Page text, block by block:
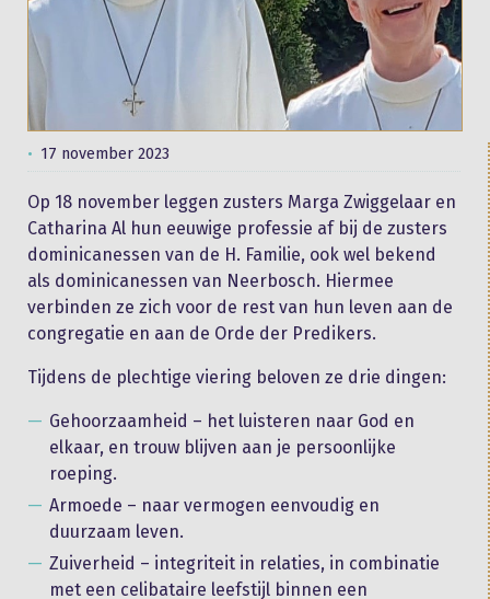
17 november 2023
Op 18 november leggen zusters Marga Zwiggelaar en
Catharina Al hun eeuwige professie af bij de zusters
dominicanessen van de H. Familie, ook wel bekend
als dominicanessen van Neerbosch. Hiermee
verbinden ze zich voor de rest van hun leven aan de
congregatie en aan de Orde der Predikers.
Tijdens de plechtige viering beloven ze drie dingen:
Gehoorzaamheid – het luisteren naar God en
elkaar, en trouw blijven aan je persoonlijke
roeping.
Armoede – naar vermogen eenvoudig en
duurzaam leven.
Zuiverheid – integriteit in relaties, in combinatie
met een celibataire leefstijl binnen een